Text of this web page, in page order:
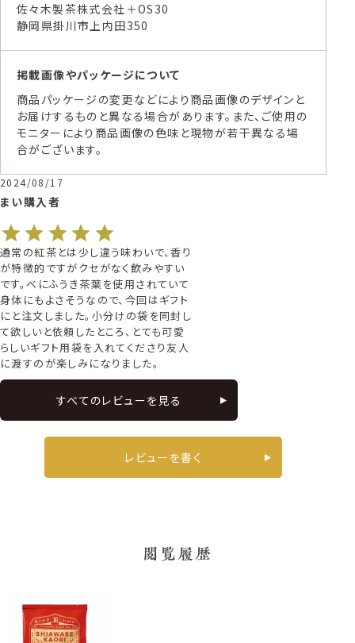
佐々木製茶株式会社＋OS30
静岡県掛川市上内田350
掲載画像やパッケージについて
商品パッケージの変更などにより商品画像のデザインと
お届けするものと異なる場合があります。また、ご使用の
モニターにより商品画像の色味と現物が若干異なる場
合がございます。
まい購入者
2024/08/17
通常の紅茶とは少し違う味わいで、香り
が特徴的ですがクセがなく飲みやすい
です。べにふうき茶葉を使用されていて
身体にもよさそうなので、今回はギフト
にと注文しました。小分けの袋を同封し
て欲しいと依頼したところ、とても可愛
らしいギフト用袋を入れてくださり友人
に渡すのが楽しみになりました。
すべてのレビューを見る
レビューを書く
閲覧履歴